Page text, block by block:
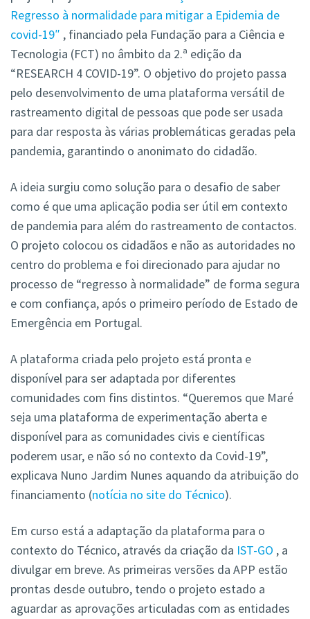
Regresso à normalidade para mitigar a Epidemia de
covid-19″ , financiado pela Fundação para a Ciência e
Tecnologia (FCT) no âmbito da 2.ª edição da
“RESEARCH 4 COVID-19”. O objetivo do projeto passa
pelo desenvolvimento de uma plataforma versátil de
rastreamento digital de pessoas que pode ser usada
para dar resposta às várias problemáticas geradas pela
pandemia, garantindo o anonimato do cidadão.
A ideia surgiu como solução para o desafio de saber
como é que uma aplicação podia ser útil em contexto
de pandemia para além do rastreamento de contactos.
O projeto colocou os cidadãos e não as autoridades no
centro do problema e foi direcionado para ajudar no
processo de “regresso à normalidade” de forma segura
e com confiança, após o primeiro período de Estado de
Emergência em Portugal.
A plataforma criada pelo projeto está pronta e
disponível para ser adaptada por diferentes
comunidades com fins distintos. “Queremos que Maré
seja uma plataforma de experimentação aberta e
disponível para as comunidades civis e científicas
poderem usar, e não só no contexto da Covid-19”,
explicava Nuno Jardim Nunes aquando da atribuição do
financiamento (notícia no site do Técnico).
Em curso está a adaptação da plataforma para o
contexto do Técnico, através da criação da IST-GO , a
divulgar em breve. As primeiras versões da APP estão
prontas desde outubro, tendo o projeto estado a
aguardar as aprovações articuladas com as entidades